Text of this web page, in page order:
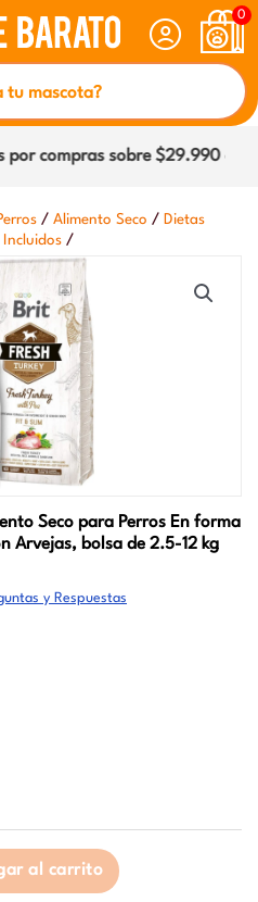
0
compras sobre $29.990
/ Alimento Seco / Dietas
/
Seco para Perros En forma
Arvejas, bolsa de 2.5-12 kg
y Respuestas
al carrito